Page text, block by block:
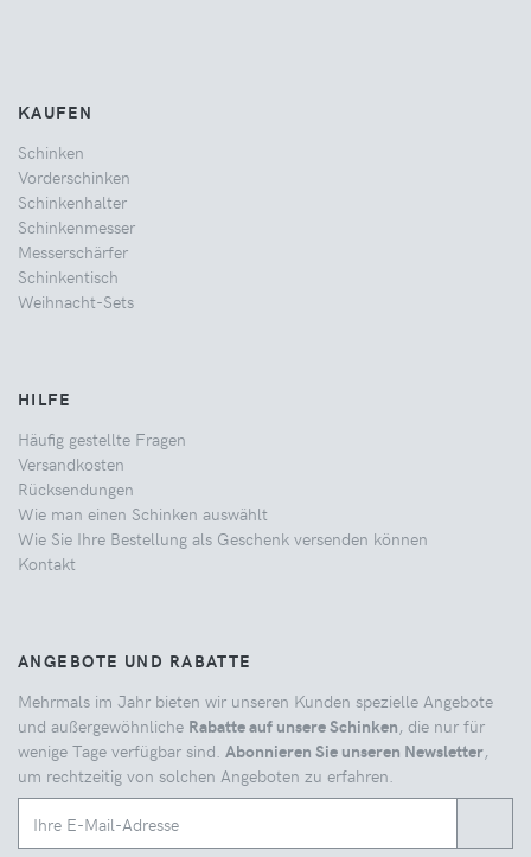
KAUFEN
Schinken
Vorderschinken
Schinkenhalter
Schinkenmesser
Messerschärfer
Schinkentisch
Weihnacht-Sets
HILFE
Häufig gestellte Fragen
Versandkosten
Rücksendungen
Wie man einen Schinken auswählt
Wie Sie Ihre Bestellung als Geschenk versenden können
Kontakt
ANGEBOTE UND RABATTE
Mehrmals im Jahr bieten wir unseren Kunden spezielle Angebote
und außergewöhnliche Rabatte auf unsere Schinken, die nur für
wenige Tage verfügbar sind. Abonnieren Sie unseren Newsletter,
um rechtzeitig von solchen Angeboten zu erfahren.